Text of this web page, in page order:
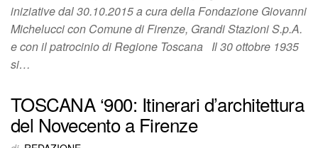
iniziative dal 30.10.2015 a cura della Fondazione Giovanni
Michelucci con Comune di Firenze, Grandi Stazioni S.p.A.
e con il patrocinio di Regione Toscana Il 30 ottobre 1935
si…
TOSCANA ‘900: Itinerari d’architettura
del Novecento a Firenze